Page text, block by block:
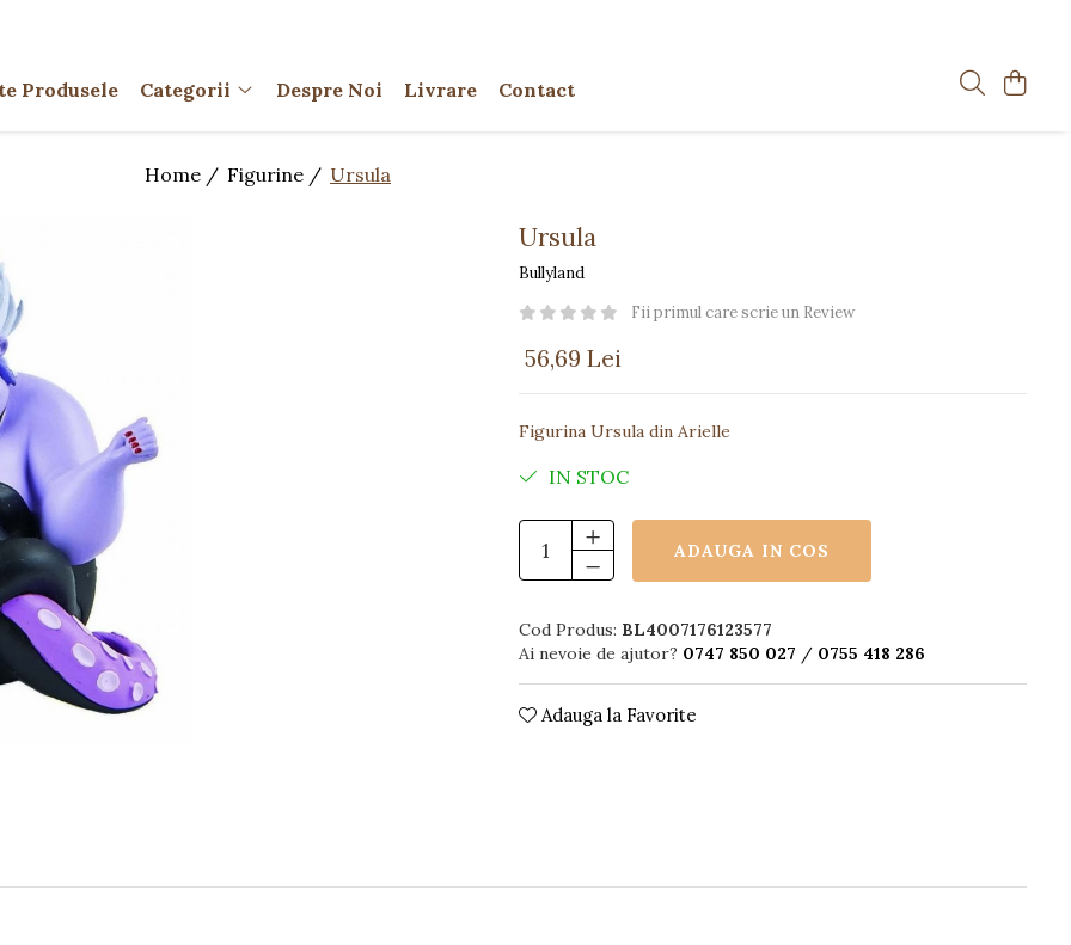
Produsele Categorii Despre Noi Livrare Contact
Home / Figurine / Ursula
Ursula
Bullyland
Fii primul care scrie un Review
56,69 Lei
Figurina Ursula din Arielle
IN STOC
ADAUGA IN COS
Cod Produs: BL4007176123577
Ai nevoie de ajutor? 0747 850 027 / 0755 418 286
Adauga la Favorite